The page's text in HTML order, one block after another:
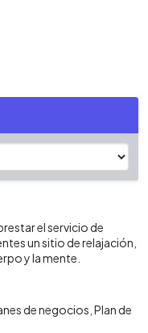
el servicio de
un sitio de relajación,
y la mente.
de negocios Plan de